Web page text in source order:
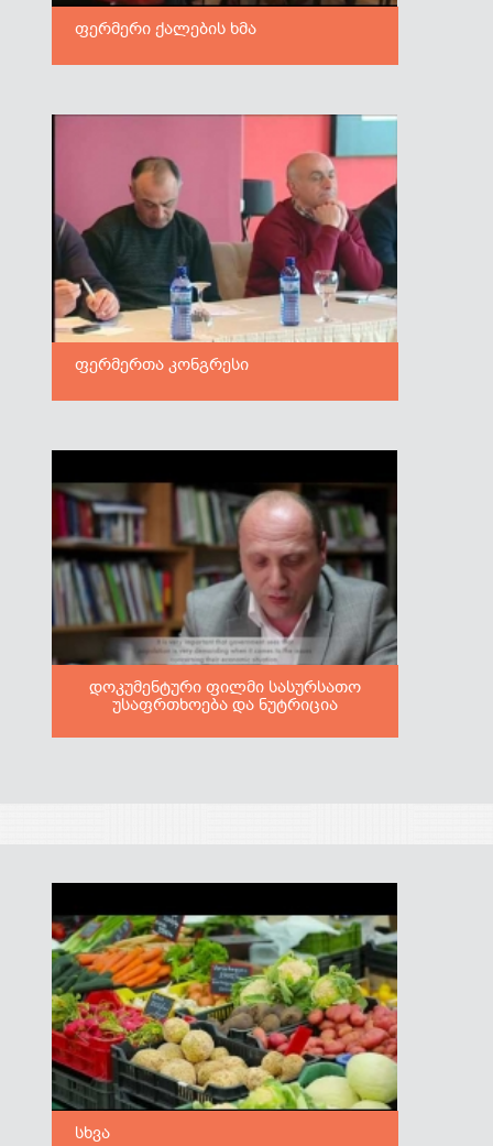
ფერმერი ქალების ხმა
ფერმერთა კონგრესი
დოკუმენტური ფილმი სასურსათო
უსაფრთხოება და ნუტრიცია
სხვა